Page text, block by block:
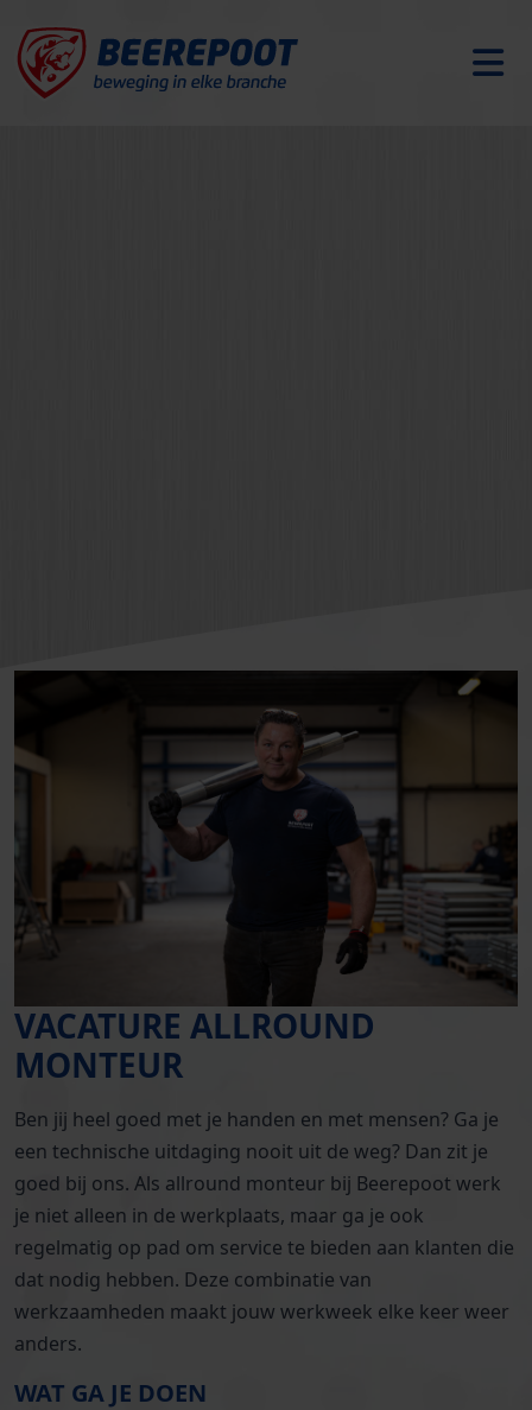
VACATURE ALLROUND
MONTEUR
Ben jij heel goed met je handen en met mensen? Ga je
een technische uitdaging nooit uit de weg? Dan zit je
goed bij ons. Als allround monteur bij Beerepoot werk
je niet alleen in de werkplaats, maar ga je ook
regelmatig op pad om service te bieden aan klanten die
dat nodig hebben. Deze combinatie van
werkzaamheden maakt jouw werkweek elke keer weer
anders.
WAT GA JE DOEN